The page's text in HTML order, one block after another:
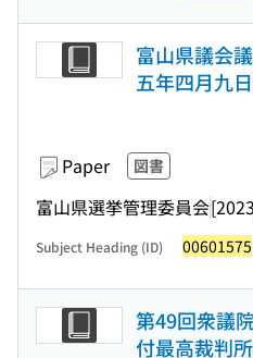
富山県議会
五年四月九
Paper 図書
富山県選挙管理委員会
Subject Heading (ID) 00601575
第49回衆議
付最高裁判